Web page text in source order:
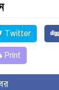
Twitter
Print